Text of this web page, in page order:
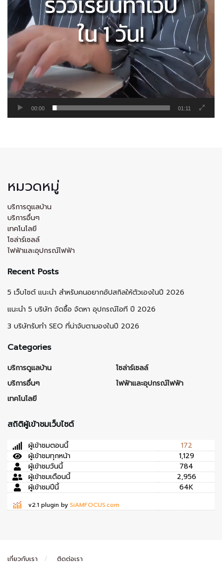
00:00 01:11
หมวดหมู่
บริการดูแลบ้าน
บริการอื่นๆ
เทคโนโลยี
โซล่าร์เซลล์
ไฟฟ้าและอุปกรณ์ไฟฟ้า
Recent Posts
5 เว็บไซต์ แนะนำ สำหรับคนอยากอัปสกิลให้ตัวเองในปี 2026
แนะนำ 5 บริษัท จัดซื้อ จัดหา อุปกรณ์ไอที ปี 2026
3 บริษัทรับทำ SEO ที่น่าจับตามองในปี 2026
Categories
บริการดูแลบ้าน
บริการอื่นๆ
เทคโนโลยี
โซล่าร์เซลล์
ไฟฟ้าและอุปกรณ์ไฟฟ้า
สถิติผู้เข้าชมเว็บไซต์
ผู้เข้าชมตอนนี้
172
ผู้เข้าชมทุกหน้า
1,129
ผู้เข้าชมวันนี้
784
ผู้เข้าชมเดือนนี้
2,956
ผู้เข้าชมปีนี้
64K
v2.1 plugin by SiAMFOCUS.com
เกี่ยวกับเรา ติดต่อเรา